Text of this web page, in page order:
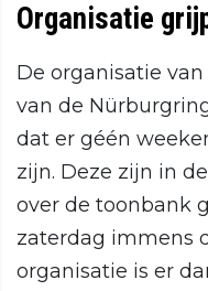
Organisatie
De organisatie van
van de
dat er géén
zijn. Deze zijn in
over de toonbank
zaterdag immens
organisatie is er